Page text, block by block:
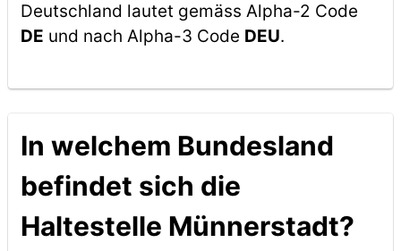
Deutschland lautet gemäss Alpha-2 Code
DE und nach Alpha-3 Code DEU.
In welchem Bundesland
befindet sich die
Haltestelle Münnerstadt?